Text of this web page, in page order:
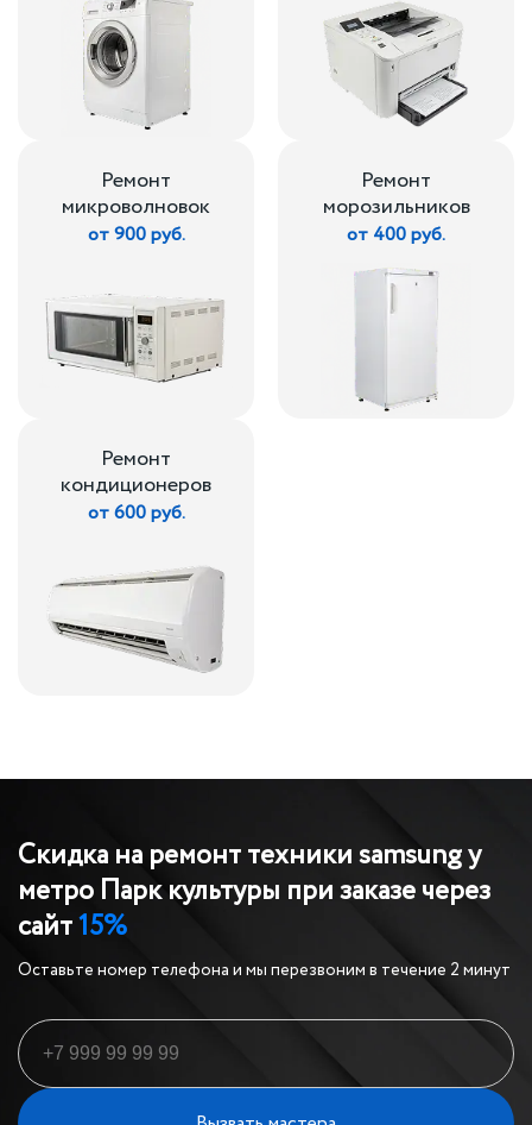
Ремонт
микроволновок
от 900 руб.
Ремонт
морозильников
от 400 руб.
Ремонт
кондиционеров
от 600 руб.
Скидка на ремонт техники samsung у
метро Парк культуры при заказе через
сайт15%
Оставьте номер телефона и мы перезвоним в течение 2 минут